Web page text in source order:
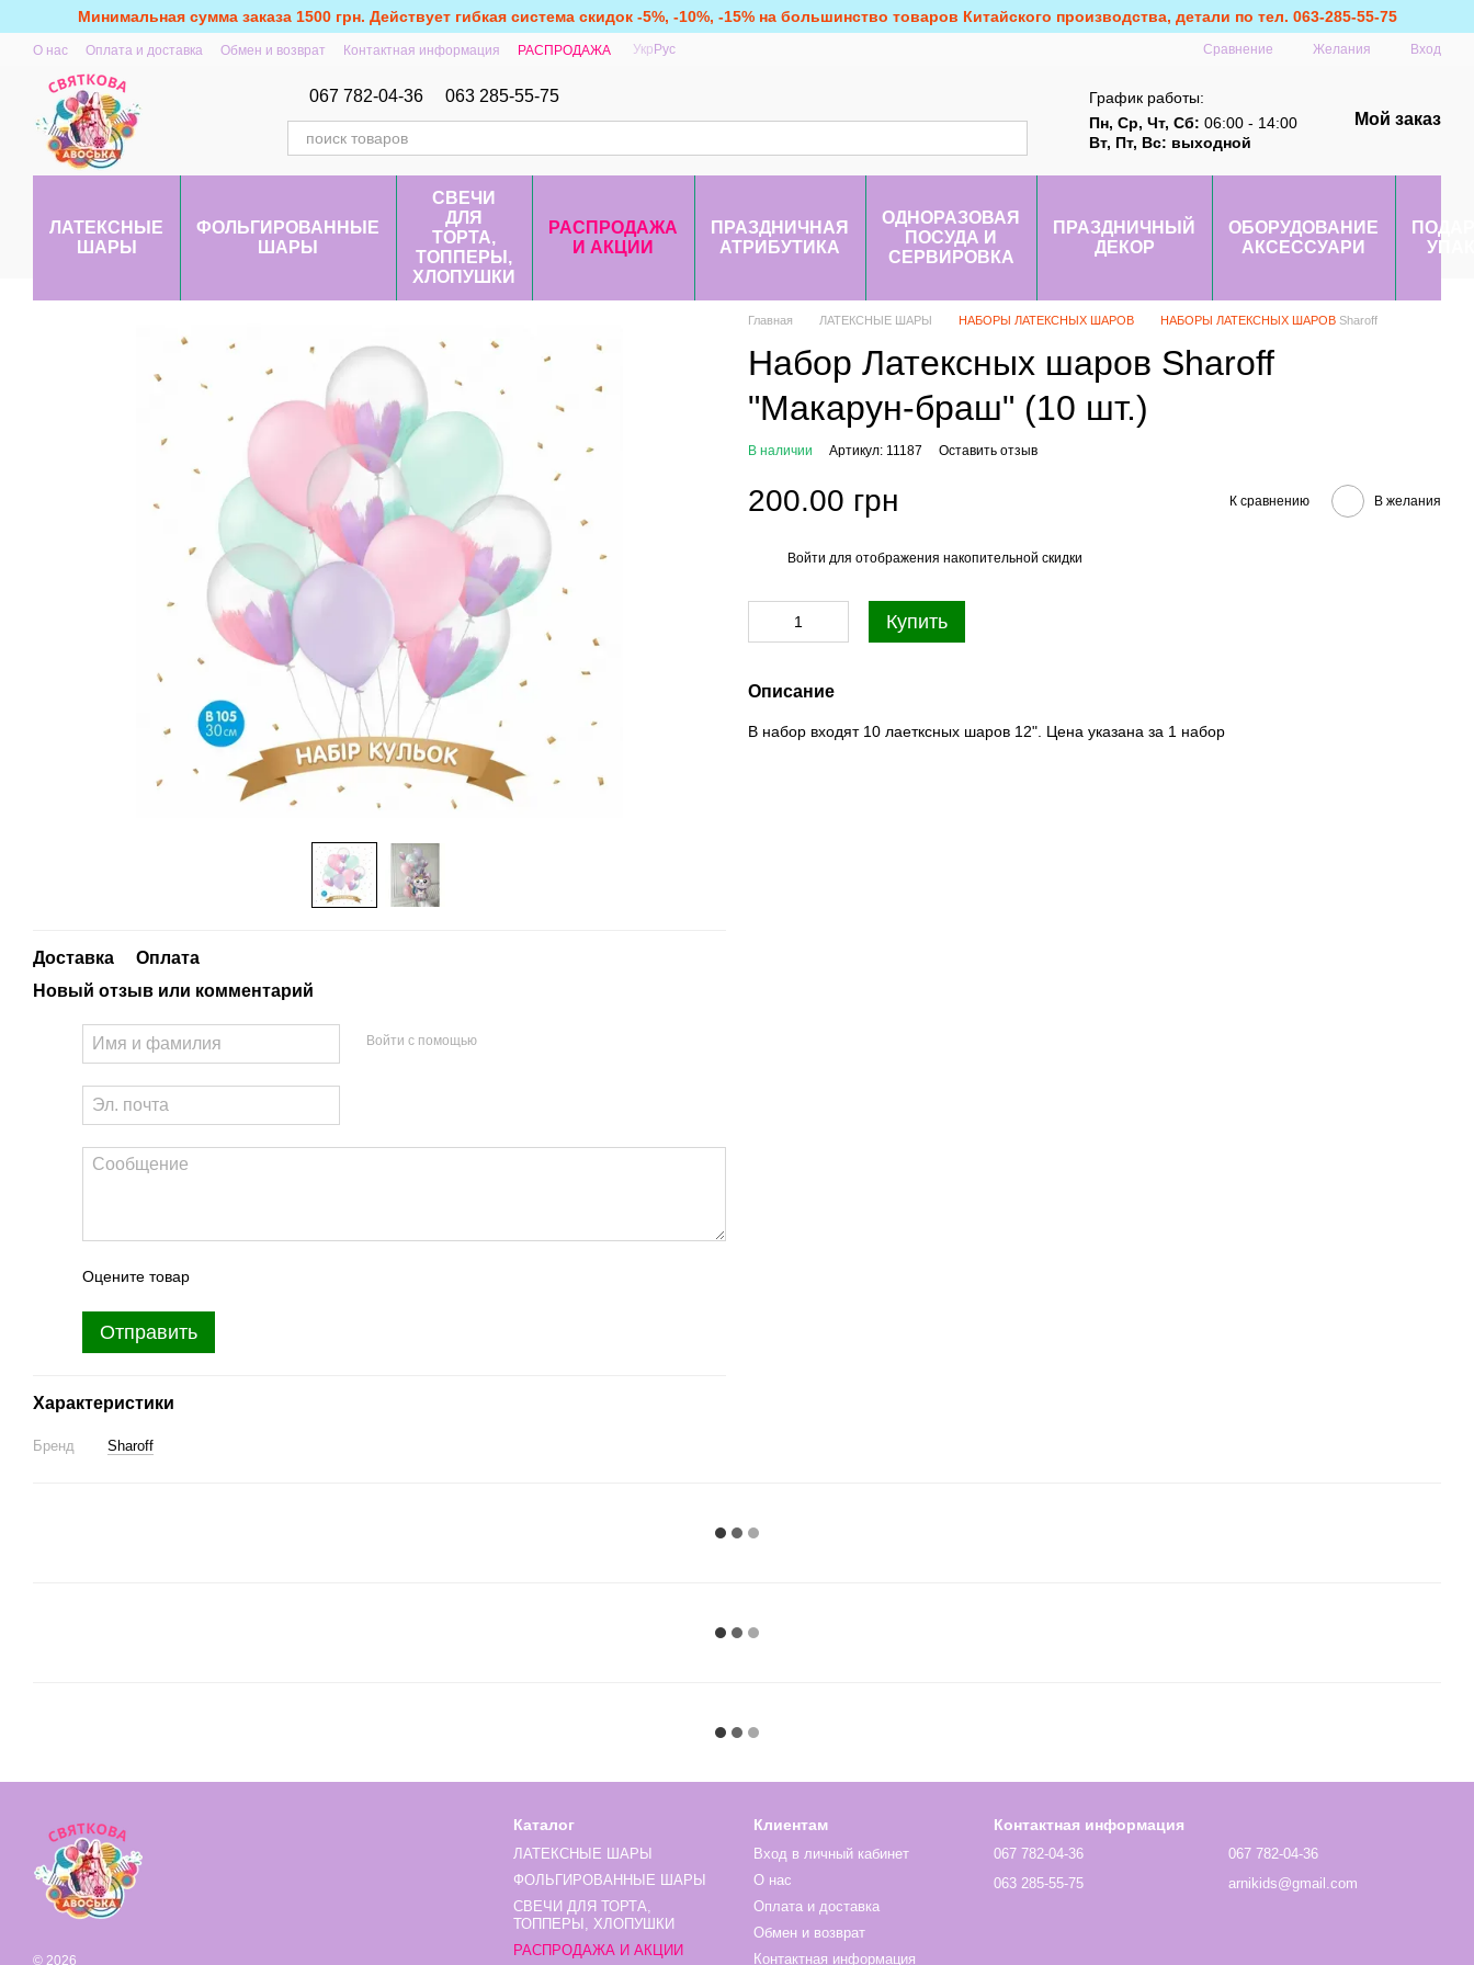
Перейти к основному контенту
Минимальная сумма заказа 1500 грн. Действует гибкая система скидок -5%, -10%, -15% на большинство товаров Китайского производства, детали по тел. 063-285-55-75
О нас Оплата и доставка Обмен и возврат Контактная информация РАСПРОДАЖА Укр Рус Сравнение Желания Вход
067 782-04-36 063 285-55-75
График работы:
Пн, Ср, Чт, Сб: 06:00 - 14:00
Вт, Пт, Вс: выходной
Мой заказ
ЛАТЕКСНЫЕ
ШАРЫ
ФОЛЬГИРОВАННЫЕ
ШАРЫ
СВЕЧИ
ДЛЯ
ТОРТА,
ТОППЕРЫ,
ХЛОПУШКИ
РАСПРОДАЖА
И АКЦИИ
ПРАЗДНИЧНАЯ
АТРИБУТИКА
ОДНОРАЗОВАЯ
ПОСУДА И
СЕРВИРОВКА
ПРАЗДНИЧНЫЙ
ДЕКОР
ОБОРУДОВАНИЕ
АКСЕССУАРИ
Доставка
Оплата
Новый отзыв или комментарий
Войти с помощью
Оцените товар
Отправить
Характеристики
Бренд Sharoff
Главная ЛАТЕКСНЫЕ ШАРЫ НАБОРЫ ЛАТЕКСНЫХ ШАРОВ НАБОРЫ ЛАТЕКСНЫХ ШАРОВ Sharoff
Набор Латексных шаров Sharoff
"Макарун-браш" (10 шт.)
В наличии Артикул: 11187 Оставить отзыв
200.00 грн К сравнению В желания
Войти для отображения накопительной скидки
Купить
Описание
В набор входят 10 лаетксных шаров 12". Цена указана за 1 набор
© 2026
Каталог
ЛАТЕКСНЫЕ ШАРЫ
ФОЛЬГИРОВАННЫЕ ШАРЫ
СВЕЧИ ДЛЯ ТОРТА,
ТОППЕРЫ, ХЛОПУШКИ
РАСПРОДАЖА И АКЦИИ
Клиентам
Вход в личный кабинет
О нас
Оплата и доставка
Обмен и возврат
Контактная информация
Контактная информация
067 782-04-36
063 285-55-75
067 782-04-36
arnikids@gmail.com